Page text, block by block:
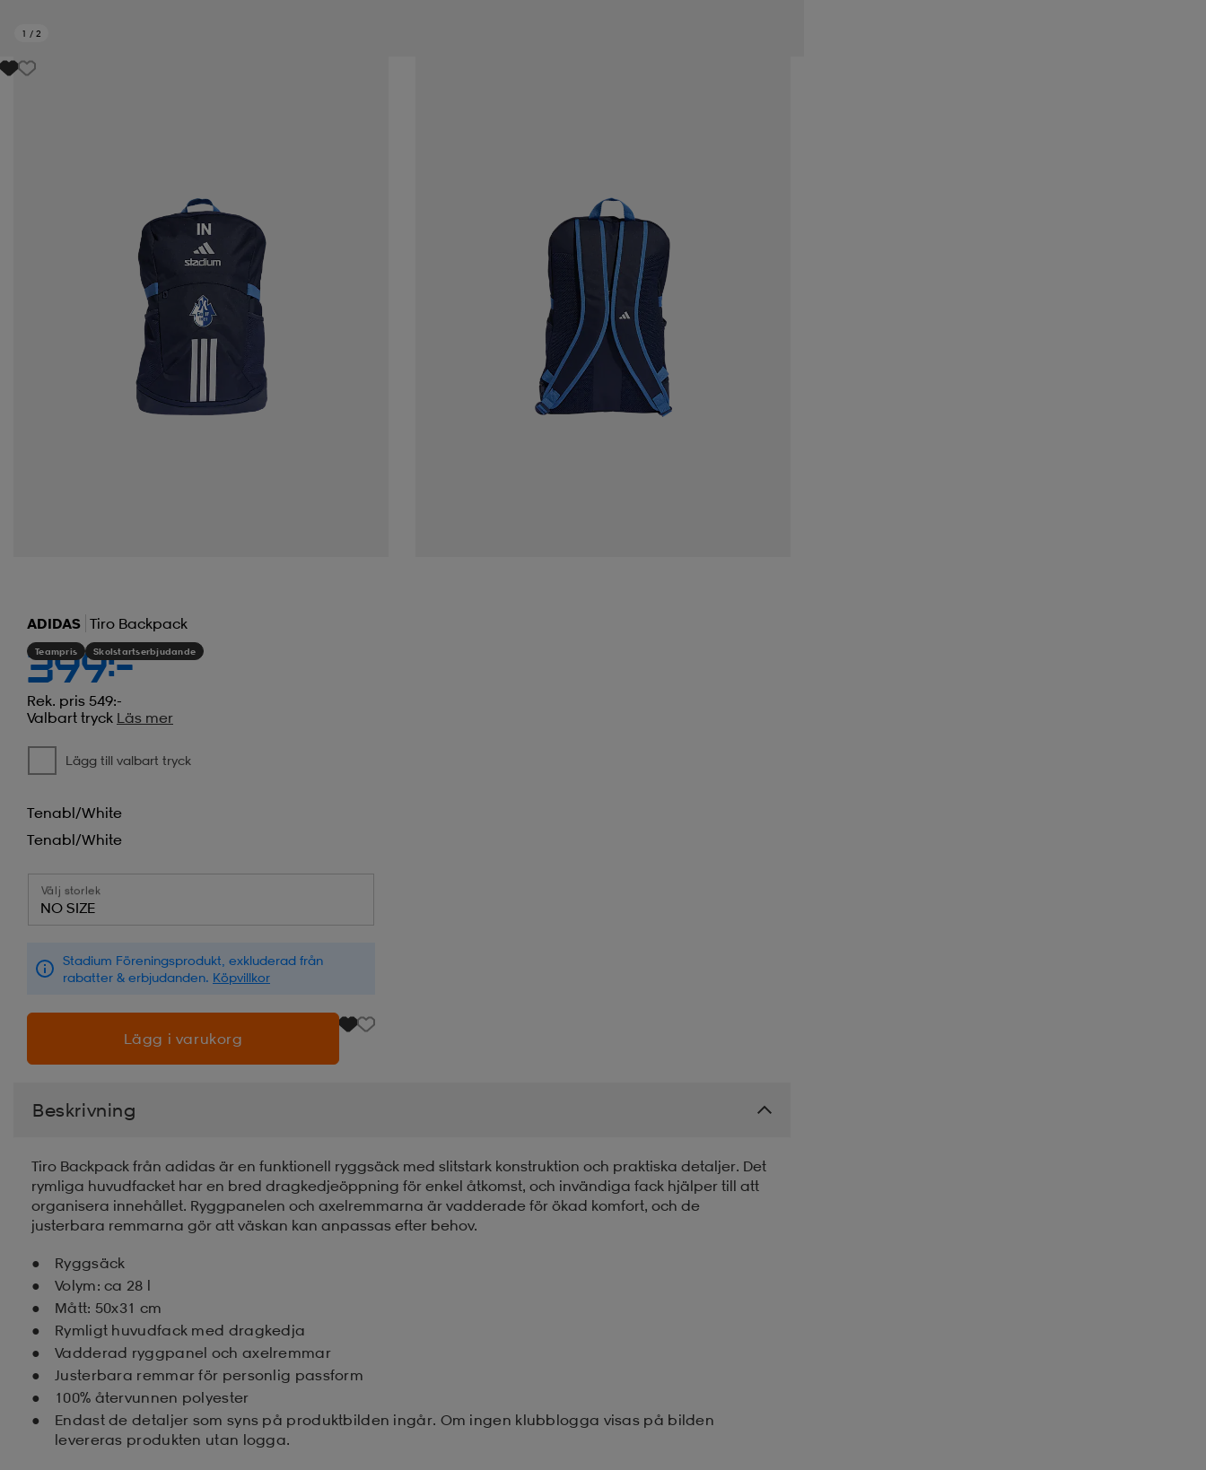
1 / 2
ADIDAS Tiro Backpack
Teampris Skolstartserbjudande
399:-
Rek. pris 549:-
Valbart tryck Läs mer
Lägg till valbart tryck
Tenabl/white
Tenabl/white
Välj storlek
NO SIZE
Stadium Föreningsprodukt, exkluderad från
rabatter & erbjudanden. Köpvillkor
Lägg i varukorg
Beskrivning
Tiro Backpack från adidas är en funktionell ryggsäck med slitstark konstruktion och praktiska detaljer. Det
rymliga huvudfacket har en bred dragkedjeöppning för enkel åtkomst, och invändiga fack hjälper till att
organisera innehållet. Ryggpanelen och axelremmarna är vadderade för ökad komfort, och de
justerbara remmarna gör att väskan kan anpassas efter behov.
Ryggsäck
Volym: ca 28 l
Mått: 50x31 cm
Rymligt huvudfack med dragkedja
Vadderad ryggpanel och axelremmar
Justerbara remmar för personlig passform
100% återvunnen polyester
Endast de detaljer som syns på produktbilden ingår. Om ingen klubblogga visas på bilden
levereras produkten utan logga.